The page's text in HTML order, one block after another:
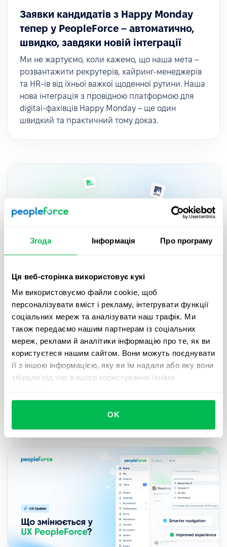
Згода Інформація Про програму
Ця веб-сторінка використовує кукі
Ми використовуємо файли cookie, щоб
персоналізувати вміст і рекламу, інтегрувати функції
соціальних мереж та аналізувати наш трафік. Ми
також передаємо нашим партнерам із соціальних
мереж, реклами й аналітики інформацію про те, як ви
користуєтеся нашим сайтом. Вони можуть поєднувати
її з іншою інформацією, яку ви їм надали або яку вони
зібрали під час вашого користування їхніми
OK
Заявки кандидатів з Happy Monday
тепер у PeopleForce – автоматично,
швидко, завдяки новій інтеграції
Ми не жартуємо, коли кажемо, що наша мета –
розвантажити рекрутерів, хайринг-менеджерів
та HR-ів від їхньої важкої щоденної рутини. Наша
нова інтеграція з провідною платформою для
digital-фахівців Happy Monday – ще один
швидкий та практичний тому доказ.
Підписуйте документи з QES в
PeopleForce завдяки новій інтеграції
Autenti – гайд
Для всіх клієнтів, які використовують
електронний підпис і хочуть прискорити і
спростити документообіг за допомогою
нашим гайдом.